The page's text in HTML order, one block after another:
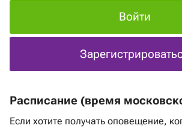
Войти
Расписание (время
Если хотите получать оповещение,